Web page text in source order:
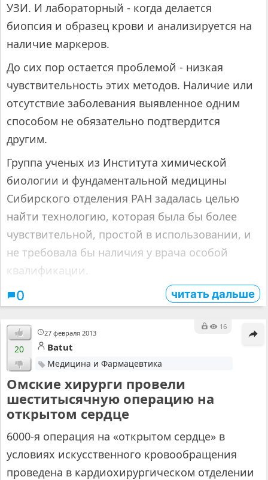
УЗИ. И лабораторный - когда делается
биопсия и образец крови и анализируется на
наличие маркеров.
До сих пор остается проблемой - низкая
чувствительность этих методов. Наличие или
отсутствие заболевания выявленное одним
способом не обязательно подтвердится
другим.
Группа ученых из Института химической
биологии и фундаментальной медицины
Сибирского отделения РАН задалась целью
найти технологию, которая была бы более
чувствительной, простой в использовании, и
не требовала бы наличия у врача особой
квалификации.
0 читать дальше
27 февраля 2013
16
20 Batut
Медицина и Фармацевтика
Омские хирурги провели
шеститысячную операцию на
открытом сердце
6000-я операция на «открытом сердце» в
условиях искусственного кровообращения
проведена в кардиохирургическом отделении